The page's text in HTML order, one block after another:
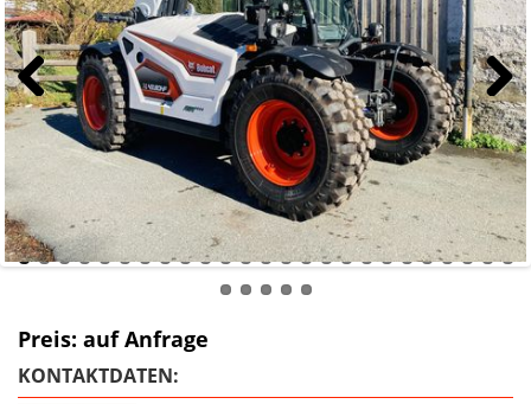
Previous Next
Preis: auf Anfrage
KONTAKTDATEN: